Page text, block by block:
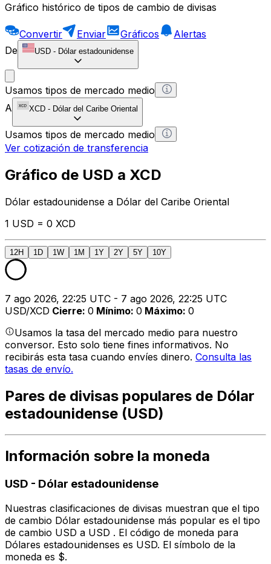
Gráfico histórico de tipos de cambio de divisas
Convertir Enviar Gráficos
Alertas
De
USD - Dólar estadounidense
Usamos tipos de mercado medio
A
XCD - Dólar del Caribe Oriental
Usamos tipos de mercado medio
Ver cotización de transferencia
Gráfico de USD a XCD
Dólar estadounidense a Dólar del Caribe Oriental
1 USD = 0 XCD
12H 1D 1W 1M 1Y 2Y 5Y 10Y
7 ago 2026, 22:25 UTC - 7 ago 2026, 22:25 UTC
USD/XCD Cierre: 0 Mínimo: 0 Máximo: 0
Usamos la tasa del mercado medio para nuestro
conversor. Esto solo tiene fines informativos. No
recibirás esta tasa cuando envíes dinero. Consulta las
tasas de envío.
Pares de divisas populares de Dólar
estadounidense (USD)
Información sobre la moneda
USD - Dólar estadounidense
Nuestras clasificaciones de divisas muestran que el tipo
de cambio Dólar estadounidense más popular es el tipo
de cambio USD a USD . El código de moneda para
Dólares estadounidenses es USD. El símbolo de la
moneda es $.